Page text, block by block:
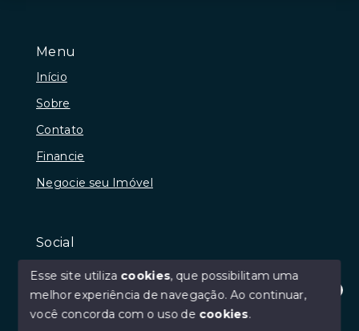
Olá! Estamos disponíveis para te ajudar.
Menu
Início
Sobre
Contato
Financie
Negocie seu Imóvel
Social
Facebook
Youtube
Esse site utiliza cookies, que possibilitam uma
melhor experiência de navegação.Ao continuar,
você concorda com o uso de cookies.